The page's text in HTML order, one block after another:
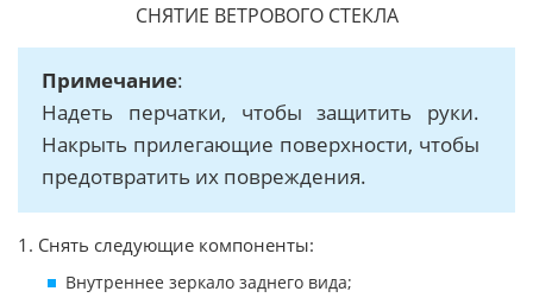
СНЯТИЕ ВЕТРОВОГО СТЕКЛА
Примечание:
Надеть перчатки, чтобы защитить руки.
Накрыть прилегающие поверхности, чтобы
предотвратить их повреждения.
1. Снять следующие компоненты:
Внутреннее зеркало заднего вида;